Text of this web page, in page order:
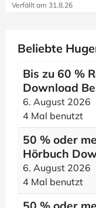
Verfällt am 31.8.26
Beliebte
Bis zu 60 %
Download
6. August 2026
4 Mal benutzt
50 % oder
Hörbuch
6. August 2026
4 Mal benutzt